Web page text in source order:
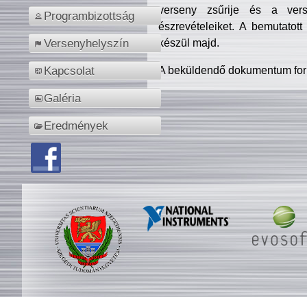
Programbizottság
Versenyhelyszín
Kapcsolat
Galéria
Eredmények
verseny zsűrije és a
észrevételeiket. A
készül majd.
A beküldendő dokumentum